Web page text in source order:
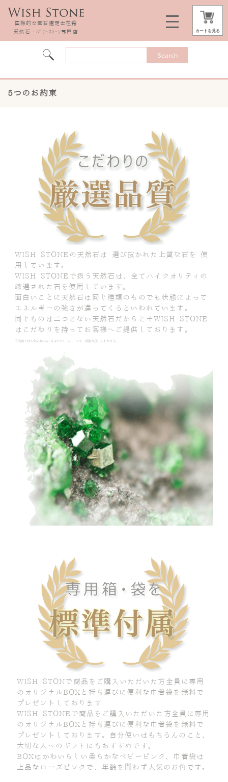
国際的な宝石鑑定士在籍
天然石・ﾊﾟﾜｰｽﾄｰﾝ専門店
カートを見る
5つのお約束
WISH STONEの天然石は 選び抜かれた上質な石を 使
用しています。
WISH STONEで扱う天然石は、全てハイクオリティの
厳選された石を使用しています。
面白いことに天然石は同じ種類のものでも状態によって
エネルギーの強さが違ってくるといわれています。
同じものは二つとない天然石だからこそWISH STONE
はこだわりを持ってお客様へご提供しております。
※当店では人気の高い人口石のパワーストーンも一部取り扱っております。
WISH STONで商品をご購入いただいた方全員に専用
のオリジナルBOXと持ち運びに便利な巾着袋を無料で
プレゼントしております
WISH STONEで商品をご購入いただいた方全員に専用
のオリジナルBOXと持ち運びに便利な巾着袋を無料で
プレゼントしております。自分使いはもちろんのこと、
大切な人へのギフトにもおすすめです。
BOXはかわいらしい柔らかなベビーピンク、巾着袋は
上品なローズピンクで、年齢を問わず人気のお色です。